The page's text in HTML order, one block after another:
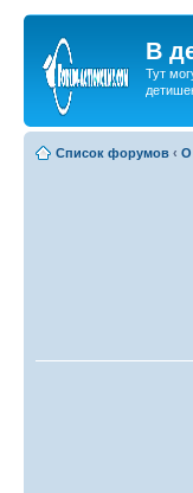
В
Тут
Список форумов ‹ О